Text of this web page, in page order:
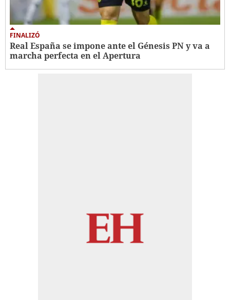
FINALIZÓ
Real España se impone ante el Génesis PN y va a
marcha perfecta en el Apertura